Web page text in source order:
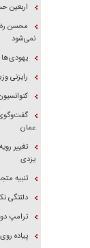
اربعین
محسن
نمی‌شود
یهودی‌ها
رایزنی
عمان
تغییر
یزدی
تنبیه
دلتنگی
ترامپ
پیاده